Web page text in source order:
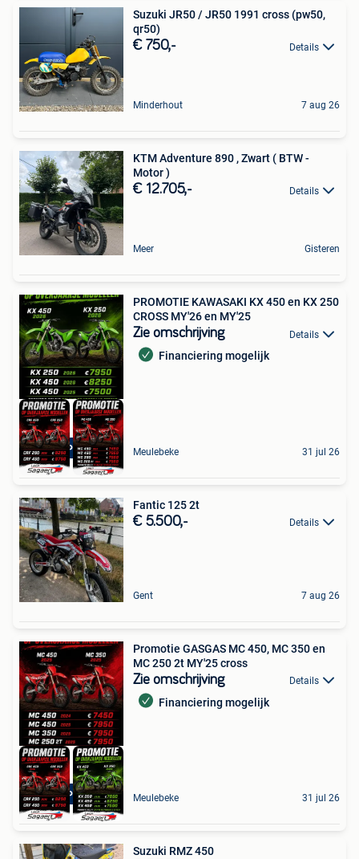
Suzuki JR50 / JR50 1991 cross (pw50,
qr50)
€ 750,- Details
Minderhout 7 aug 26
KTM Adventure 890 , Zwart ( BTW -
Motor )
€ 12.705,- Details
Meer Gisteren
KNALPROMO
PROMOTIE KAWASAKI KX 450 en KX 250
CROSS MY'26 en MY'25
Zie omschrijving Details
Financiering mogelijk
Meulebeke 31 jul 26
Fantic 125 2t
€ 5.500,- Details
Gent 7 aug 26
KNALPROMO
Promotie GASGAS MC 450, MC 350 en
MC 250 2t MY'25 cross
Zie omschrijving Details
Financiering mogelijk
Meulebeke 31 jul 26
Suzuki RMZ 450